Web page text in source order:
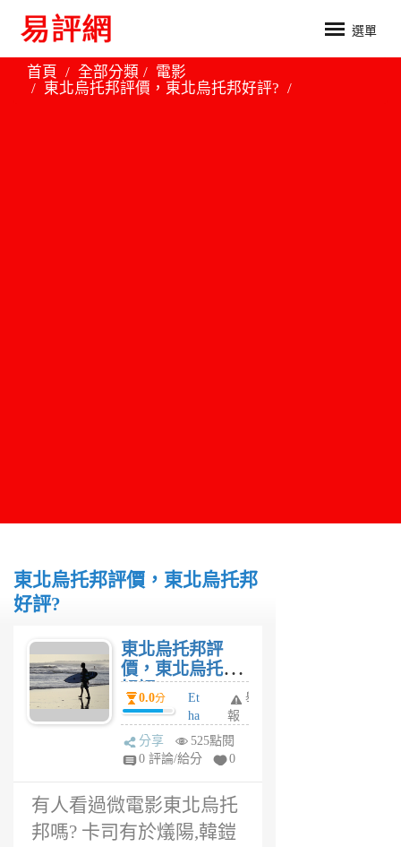
選單
首頁 全部分類
電影
東北烏托邦評價，東北烏托邦好評?
東北烏托邦評價，東北烏托邦
好評?
東北烏托邦評
價，東北烏托邦
好評?
0.0分
Et
ha
n
2
舉
報
分享
525點閱
0 評論/給分
0
有人看過微電影東北烏托
邦嗎? 卡司有於燨陽,韓鎧